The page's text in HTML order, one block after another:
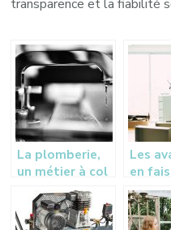
transparence et la fiabilité
La plomberie,
un métier à col
bleu qui prend
de l’ampleur
Les
en
choix
appel